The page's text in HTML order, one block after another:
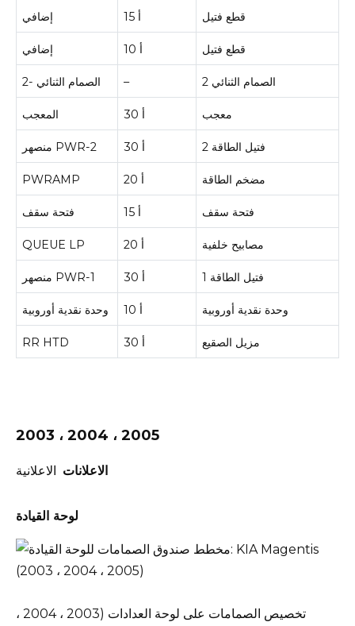
إضافي 15 أ قطع فتيل
إضافي 10 أ قطع فتيل
الصمام الثنائي -2 – الصمام الثنائي 2
المعجب 30 أ معجب
منصهر PWR-2 30 أ فتيل الطاقة 2
PWRAMP 20 أ مضخم الطاقة
فتحة سقف 15 أ فتحة سقف
QUEUE LP 20 أ مصابيح خلفية
منصهر PWR-1 30 أ فتيل الطاقة 1
وحدة نقدية أوروبية 10 أ وحدة نقدية أوروبية
RR HTD 30 أ مزيل الصقيع
2003 ، 2004 ، 2005
الاعلانات الاعلانية
لوحة القيادة
تخصيص الصمامات على لوحة العدادات (2003 ، 2004 ،